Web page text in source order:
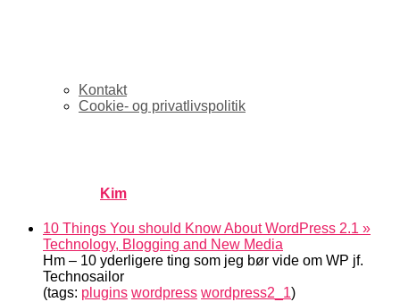
Kontakt
Cookie- og privatlivspolitik
Kim
10 Things You should Know About WordPress 2.1 »
Technology, Blogging and New Media
Hm – 10 yderligere ting som jeg bør vide om WP jf.
Technosailor
(tags: plugins wordpress wordpress2_1)